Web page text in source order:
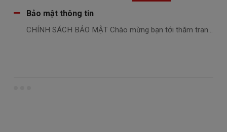
Bảo mật thông tin
CHÍNH SÁCH BẢO MẬT Chào mừng bạn tới thăm tran...